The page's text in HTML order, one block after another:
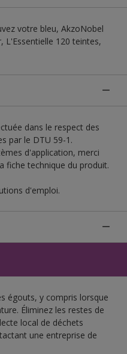
votre bleu, AkzoNobel
L'Essentielle 120 teintes,
dans le respect des
par le DTU 59-1.
d'application, merci
fiche technique du produit.
d'emploi.
égouts, y compris lorsque
Éliminez les restes de
local de déchets
une entreprise de